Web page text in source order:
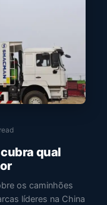
qual
os caminhões
líderes na China